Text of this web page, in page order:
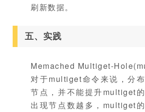
刷新数据。
五、实践
Memached Multiget-
对于multiget命令来说，分
节点，并不能提升multiget
出现节点数越多，multiget